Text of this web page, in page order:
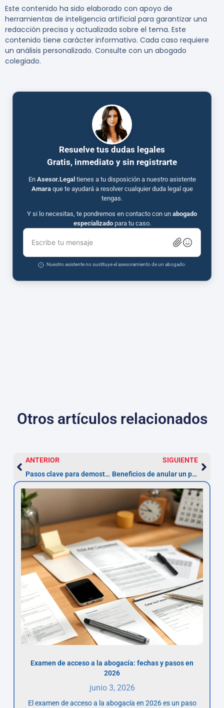
Este contenido ha sido elaborado con apoyo de
herramientas de inteligencia artificial para garantizar una
redacción precisa y actualizada sobre el tema. Este
contenido tiene carácter informativo. Cada caso requiere
un análisis personalizado. Consulte con un abogado
colegiado.
Resuelve tus dudas legales
Gratis, inmediato y sin registrarte
En Asesor.Legal tienes a tu disposición a nuestro asistente
Amaraque te ayudará a resolver cualquier duda legal que
tengas.
Y si lo necesitas, te pondremos en contacto con un abogado
especializadopara tu caso.
Escribe tu mensaje
Nuestro asistente no sustituye el asesoramiento de un abogado.
Otros artículos relacionados
ANTERIOR
Pasos clave para demostrar la nulidad de tu préstamo personal con intereses abusivos
SIGUIENTE
Beneficios de anular un préstamo personal por TAE abusiva: lo que necesitas saber
Examen de acceso a la abogacía: fechas y pasos en
2026
junio 3, 2026
El examen de acceso a la abogacía en 2026 es un paso